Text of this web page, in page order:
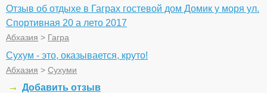
Отзыв об отдыхе в Гаграх гостевой дом Домик у моря ул.
Спортивная 20 а лето 2017
Абхазия > Гагра
Сухум - это, оказывается, круто!
Абхазия > Сухуми
Добавить отзыв